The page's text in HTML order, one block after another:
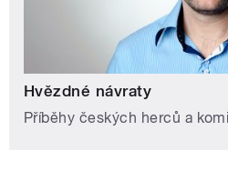
Hvězdné návraty
Příběhy českých herců a